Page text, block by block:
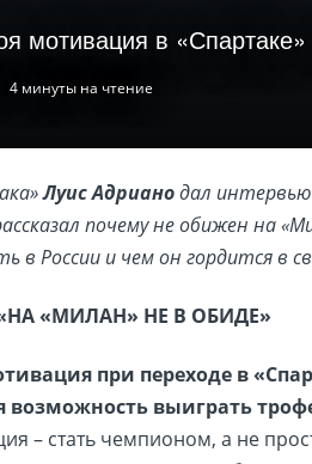
мотивация в «Спартаке»
4 минуты на чтение
Луис Адрианодал
почему не обижен на
в России и чем он гордится в
«МИЛАН» НЕ В ОБИДЕ»
при переходе в
возможность выиграть
– стать чемпионом, а не